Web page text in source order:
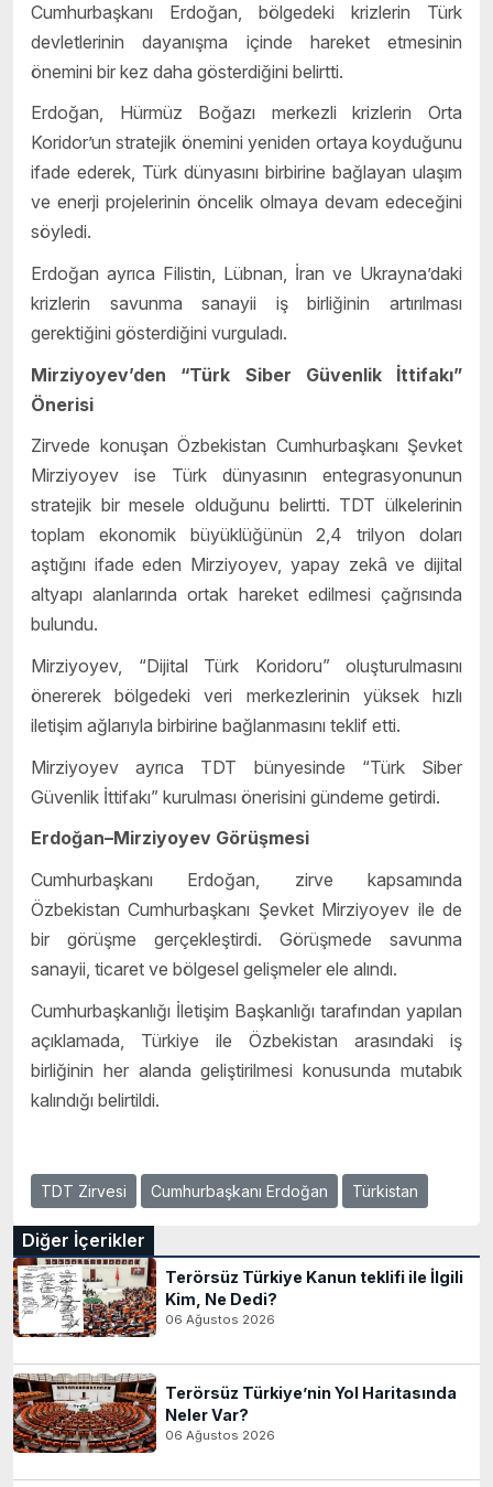
Cumhurbaşkanı Erdoğan, bölgedeki krizlerin Türk
devletlerinin dayanışma içinde hareket etmesinin
önemini bir kez daha gösterdiğini belirtti.
Erdoğan, Hürmüz Boğazı merkezli krizlerin Orta
Koridor’un stratejik önemini yeniden ortaya koyduğunu
ifade ederek, Türk dünyasını birbirine bağlayan ulaşım
ve enerji projelerinin öncelik olmaya devam edeceğini
söyledi.
Erdoğan ayrıca Filistin, Lübnan, İran ve Ukrayna’daki
krizlerin savunma sanayii iş birliğinin artırılması
gerektiğini gösterdiğini vurguladı.
Mirziyoyev’den “Türk Siber Güvenlik İttifakı”
Önerisi
Zirvede konuşan Özbekistan Cumhurbaşkanı Şevket
Mirziyoyev ise Türk dünyasının entegrasyonunun
stratejik bir mesele olduğunu belirtti. TDT ülkelerinin
toplam ekonomik büyüklüğünün 2,4 trilyon doları
aştığını ifade eden Mirziyoyev, yapay zekâ ve dijital
altyapı alanlarında ortak hareket edilmesi çağrısında
bulundu.
Mirziyoyev, “Dijital Türk Koridoru” oluşturulmasını
önererek bölgedeki veri merkezlerinin yüksek hızlı
iletişim ağlarıyla birbirine bağlanmasını teklif etti.
Mirziyoyev ayrıca TDT bünyesinde “Türk Siber
Güvenlik İttifakı” kurulması önerisini gündeme getirdi.
Erdoğan–Mirziyoyev Görüşmesi
Cumhurbaşkanı Erdoğan, zirve kapsamında
Özbekistan Cumhurbaşkanı Şevket Mirziyoyev ile de
bir görüşme gerçekleştirdi. Görüşmede savunma
sanayii, ticaret ve bölgesel gelişmeler ele alındı.
Cumhurbaşkanlığı İletişim Başkanlığı tarafından yapılan
açıklamada, Türkiye ile Özbekistan arasındaki iş
birliğinin her alanda geliştirilmesi konusunda mutabık
kalındığı belirtildi.
TDT Zirvesi Cumhurbaşkanı Erdoğan Türkistan
Diğer İçerikler
Terörsüz Türkiye Kanun teklifi ile İlgili
Kim, Ne Dedi?
06 Ağustos 2026
Terörsüz Türkiye’nin Yol Haritasında
Neler Var?
06 Ağustos 2026